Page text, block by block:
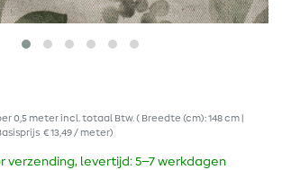
0,5 meter incl. totaal Btw. ( Breedte (cm): 148 cm |
€ 13,49 / meter)
verzending, levertijd: 5–7 werkdagen